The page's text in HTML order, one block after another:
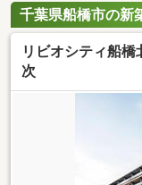
千葉県船橋市の新
リビオシティ船
次